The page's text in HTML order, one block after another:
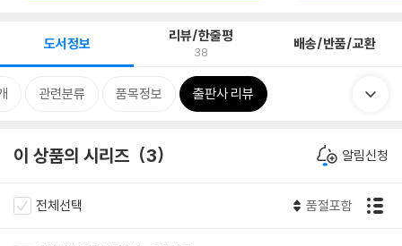
도서정보 리뷰/한줄평
38 배송/반품/교환
관련분류 품목정보 출판사 리뷰
이 상품의 시리즈 3 알림신청
전체선택 품절포함